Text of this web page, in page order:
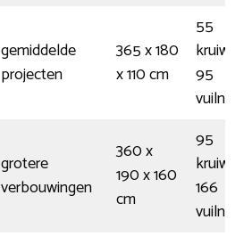
gemiddelde
projecten
365 x 180
x 110 cm
55
95
grotere
verbouwingen
360 x
190 x 160
cm
95
166